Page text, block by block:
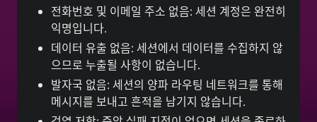
전화번호 및 이메일 주소 없음: 세션 계정은 완전히
익명입니다.
데이터 유출 없음: 세션에서 데이터를 수집하지 않
으므로 누출될 사항이 없습니다.
발자국 없음: 세션의 양파 라우팅 네트워크를 통해
메시지를 보내고 흔적을 남기지 않습니다.